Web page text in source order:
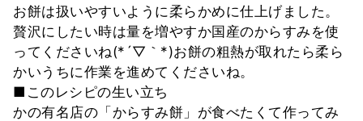
お餅は扱いやすいように柔らかめに仕上げました。
贅沢にしたい時は量を増やすか国産のからすみを使
ってくださいね(*´▽｀*)お餅の粗熱が取れたら柔ら
かいうちに作業を進めてくださいね。
■このレシピの生い立ち
かの有名店の「からすみ餅」が食べたくて作ってみ